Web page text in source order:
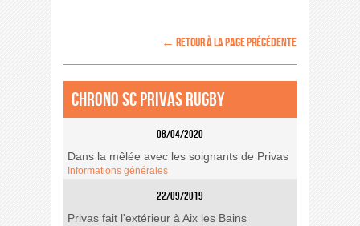
← retour à la page précédente
Chrono SC Privas Rugby
08/04/2020
Dans la mêlée avec les soignants de Privas
Informations générales
22/09/2019
Privas fait l'extérieur à Aix les Bains